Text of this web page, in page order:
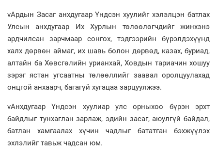
vАрдын Засаг анхдугаар Үндсэн хуулийг хэлэлцэн батлах
Улсын анхдугаар Их Хурлын төлөөлөгчдийг жинхэнэ
ардчилсан зарчмаар сонгох, тэдгээрийн бүрэлдэхүүнд
халх дөрвөн аймаг, их шавь болон дөрвөд, казах, буриад,
алтайн ба Хөвсгөлийн урианхай, Ховдын тариачин хошуу
зэрэг ястан угсаатны төлөөллийг заавал оролцуулахад
онцгой анхаарч, багагүй хугацаа зарцуулжээ.
vАнхдугаар Үндсэн хуулиар улс орныхоо бүрэн эрхт
байдлыг тунхаглан зарлаж, эдийн засаг, аюулгүй байдал,
батлан хамгаалах хүчин чадлыг бататган бэхжүүлэх
эхлэлийг тавьж чадсан юм.